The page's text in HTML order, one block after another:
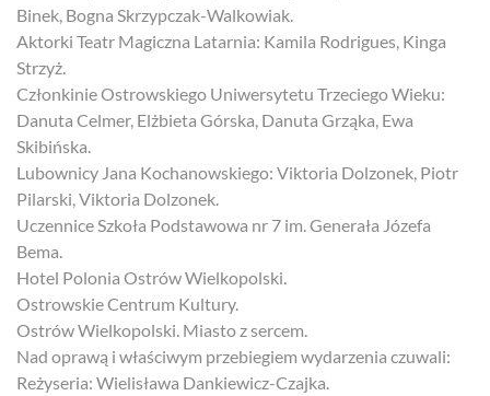
Binek, Bogna Skrzypczak-Walkowiak.
Aktorki Teatr Magiczna Latarnia: Kamila Rodrigues, Kinga
Strzyż.
Członkinie Ostrowskiego Uniwersytetu Trzeciego Wieku:
Danuta Celmer, Elżbieta Górska, Danuta Grząka, Ewa
Skibińska.
Lubownicy Jana Kochanowskiego: Viktoria Dolzonek, Piotr
Pilarski, Viktoria Dolzonek.
Uczennice Szkoła Podstawowa nr 7 im. Generała Józefa
Bema.
Hotel Polonia Ostrów Wielkopolski.
Ostrowskie Centrum Kultury.
Ostrów Wielkopolski. Miasto z sercem.
Nad oprawą i właściwym przebiegiem wydarzenia czuwali:
Reżyseria: Wielisława Dankiewicz-Czajka.